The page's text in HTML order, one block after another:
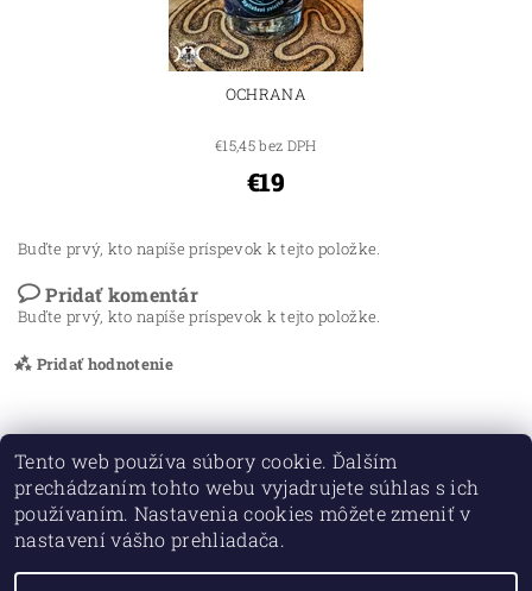
OCHRANA
€15,45 bez DPH
€19
Buďte prvý, kto napíše príspevok k tejto položke.
Pridať komentár
Buďte prvý, kto napíše príspevok k tejto položke.
Pridať hodnotenie
Tento web používa súbory cookie. Ďalším
prechádzaním tohto webu vyjadrujete súhlas s ich
používaním. Nastavenia cookies môžete zmeniť v
nastavení vášho prehliadača.